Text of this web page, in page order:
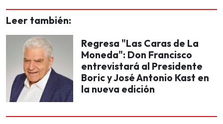
Leer también:
Regresa "Las Caras de La
Moneda": Don Francisco
entrevistará al Presidente
Boric y José Antonio Kast en
la nueva edición